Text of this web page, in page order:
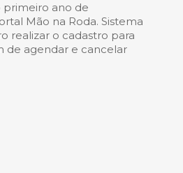
primeiro ano de
Mão na Roda. Sistema
realizar o cadastro para
de agendar e cancelar